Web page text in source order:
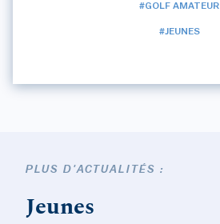
#GOLF AMATEUR
#JEUNES
PLUS D'ACTUALITÉS :
Jeunes